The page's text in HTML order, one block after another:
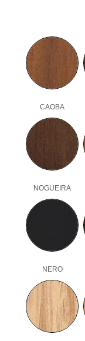
CAOBA
NOGUEIRA
NERO